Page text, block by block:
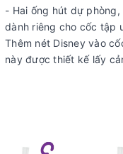
- Hai ống hút dự
dành riêng cho cốc tập
Thêm nét Disney vào
này được thiết kế lấy